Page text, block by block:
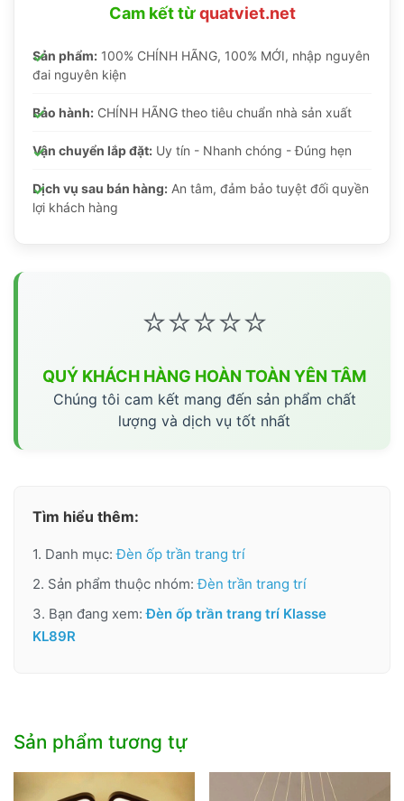
Cam kết từquatviet.net
Sản phẩm: 100% CHÍNH HÃNG, 100% MỚI, nhập nguyên
đai nguyên kiện
Bảo hành: CHÍNH HÃNG theo tiêu chuẩn nhà sản xuất
Vận chuyển lắp đặt: Uy tín - Nhanh chóng - Đúng hẹn
Dịch vụ sau bán hàng: An tâm, đảm bảo tuyệt đối quyền
lợi khách hàng
⭐⭐⭐⭐⭐
QUÝ KHÁCH HÀNG HOÀN TOÀN YÊN TÂM
Chúng tôi cam kết mang đến sản phẩm chất
lượng và dịch vụ tốt nhất
Tìm hiểu thêm:
1. Danh mục:Đèn ốp trần trang trí
2. Sản phẩm thuộc nhóm:Đèn trần trang trí
3. Bạn đang xem:Đèn ốp trần trang trí Klasse
KL89R
Sản phẩm tương tự